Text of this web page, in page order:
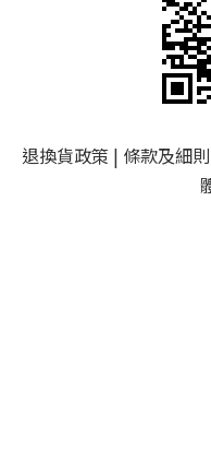
退換貨政策 | 條款及細則